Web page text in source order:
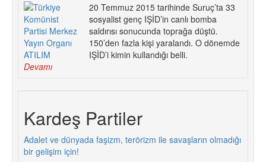
20 Temmuz 2015 tarihinde Suruç’ta 33
sosyalist genç IŞİD’in canlı bomba
saldırısı sonucunda toprağa düştü.
150’den fazla kişi yaralandı. O dönemde
IŞİD’i kimin kullandığı belli.
Devamı
Kardeş Partiler
Adalet ve dünyada faşizm, terörizm ile savaşların olmadığı
bir gelişim için!